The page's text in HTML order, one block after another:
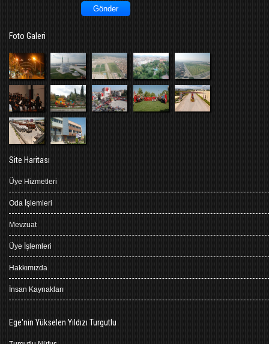
Foto Galeri
Site Haritası
Üye Hizmetleri
Oda İşlemleri
Mevzuat
Üye İşlemleri
Hakkımızda
İnsan Kaynakları
Ege'nin Yükselen Yıldızı Turgutlu